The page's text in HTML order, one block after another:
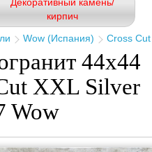
кирпич
Wow (Испания) Cross Cut
44x44
XXL Silver
Wow